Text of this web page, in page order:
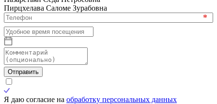
Пирцхелава Саломе Зурабовна
*
Отправить
Я даю согласие на обработку персональных данных